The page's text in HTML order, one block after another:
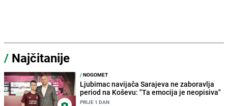
/ Najčitanije
/NOGOMET
Ljubimac navijača Sarajeva ne zaboravlja
period na Koševu: "Ta emocija je neopisiva"
PRIJE 1 DAN